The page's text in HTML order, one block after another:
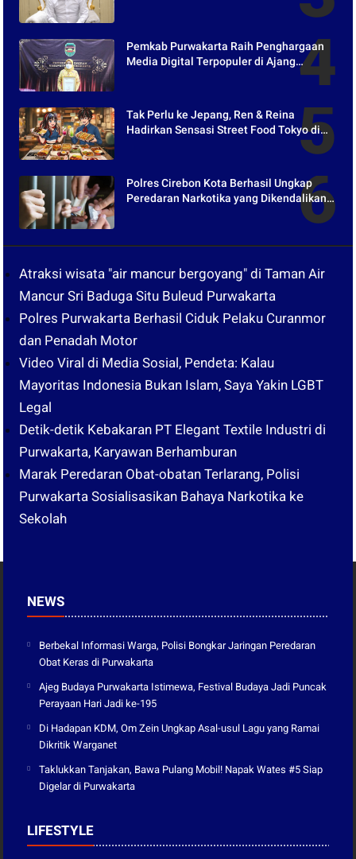
Pemkab Purwakarta Raih Penghargaan
Media Digital Terpopuler di Ajang
Tak Perlu ke Jepang, Ren & Reina
Hadirkan Sensasi Street Food Tokyo di
Polres Cirebon Kota Berhasil Ungkap
Peredaran Narkotika yang Dikendalikan
Atraksi wisata "air mancur bergoyang" di Taman Air
Mancur Sri Baduga Situ Buleud Purwakarta
Polres Purwakarta Berhasil Ciduk Pelaku Curanmor
dan Penadah Motor
Video Viral di Media Sosial, Pendeta: Kalau
Mayoritas Indonesia Bukan Islam, Saya Yakin LGBT
Legal
Detik-detik Kebakaran PT Elegant Textile Industri di
Purwakarta, Karyawan Berhamburan
Marak Peredaran Obat-obatan Terlarang, Polisi
Purwakarta Sosialisasikan Bahaya Narkotika ke
Sekolah
NEWS
Berbekal Informasi Warga, Polisi Bongkar Jaringan Peredaran
Obat Keras di Purwakarta
Ajeg Budaya Purwakarta Istimewa, Festival Budaya Jadi Puncak
Perayaan Hari Jadi ke-195
Di Hadapan KDM, Om Zein Ungkap Asal-usul Lagu yang Ramai
Dikritik Warganet
Taklukkan Tanjakan, Bawa Pulang Mobil! Napak Wates #5 Siap
Digelar di Purwakarta
LIFESTYLE